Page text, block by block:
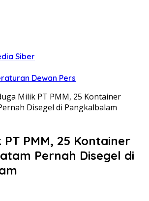
Siber
Dewan Pers
Milik PT PMM, 25 Kontainer
Disegel di Pangkalbalam
PT PMM, 25 Kontainer
Pernah Disegel di